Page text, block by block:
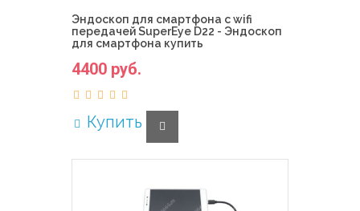
Эндоскоп для смартфона с wifi
передачей SuperEye D22 - Эндоскоп
для смартфона купить
4400 руб.
Купить